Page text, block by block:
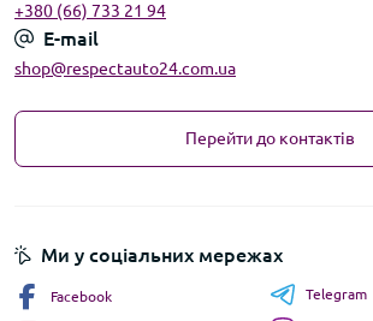
+380 (66) 733 21 94
E-mail
shop@respectauto24.com.ua
Перейти до контактів
Ми у соціальних мережах
Facebook Telegram